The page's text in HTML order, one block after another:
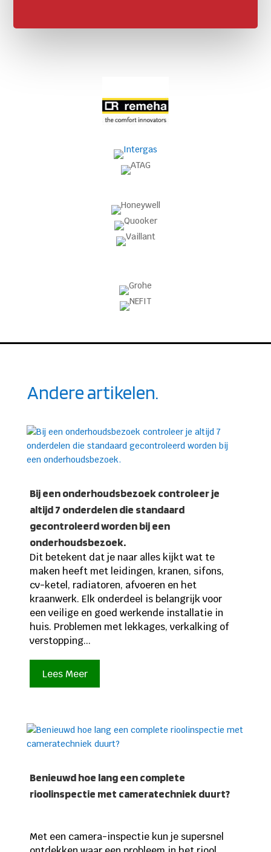
Andere artikelen.
Bij een onderhoudsbezoek controleer je
altijd 7 onderdelen die standaard
gecontroleerd worden bij een
onderhoudsbezoek.
Dit betekent dat je naar alles kijkt wat te
maken heeft met leidingen, kranen, sifons,
cv-ketel, radiatoren, afvoeren en het
kraanwerk. Elk onderdeel is belangrijk voor
een veilige en goed werkende installatie in
huis. Problemen met lekkages, verkalking of
verstopping...
Lees Meer
Benieuwd hoe lang een complete
rioolinspectie met cameratechniek duurt?
Met een camera-inspectie kun je supersnel